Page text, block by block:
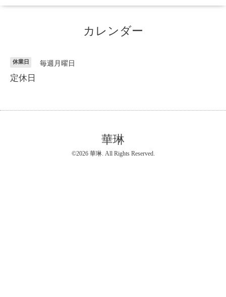
カレンダー
休業日 毎週月曜日
定休日
華琳
©2026 華琳. All Rights Reserved.